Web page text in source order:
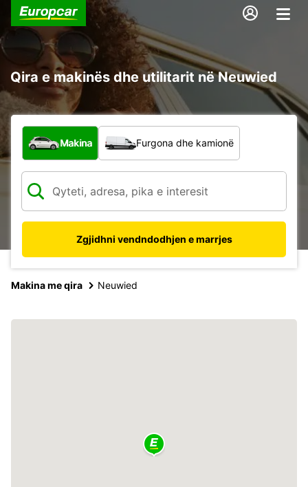
Qira e makinës dhe utilitarit në Neuwied
Çfarë lloj automjeti?
Makina Furgona dhe kamionë
Zgjidhni vendndodhjen e marrjes
Makina me qira Neuwied